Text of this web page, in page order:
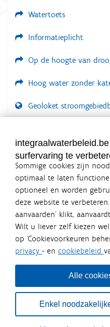
Watertoets
Informatieplicht
Op de hoogte van
Hoog water zonder
Geoloket
LOGIN VEREIST
surfervaring te
Sommige cookies zijn
optimaal te laten
optioneel en worden
deze website te
aanvaarden’ klikt,
Wilt u liever zelf kiezen
op ‘Cookievoorkeuren
privacy - en cookiebeleid
Alle
Enkel
officiële website van
overheid
uitgegeven door
Waterbeleid
De Coördinatiecommissie
bestuursniveaus die bij het
waterbedrijven nemen deel aan
samenwerking zorgt voor een
geïntegreerde aanpak van het
in Vlaanderen.